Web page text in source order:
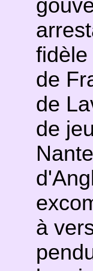
fidèle
de
de
de
à